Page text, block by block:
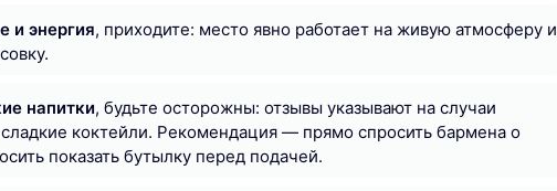
и энергия, приходите: место явно работает на живую атмосферу и
напитки, будьте осторожны: отзывы указывают на случаи
коктейли. Рекомендация — прямо спросить бармена о
показать бутылку перед подачей.